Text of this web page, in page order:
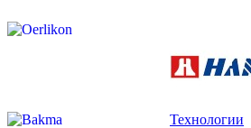
Технологии